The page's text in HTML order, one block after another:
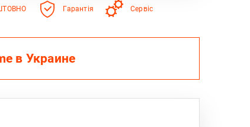
Гарантія Сервіс
в Украине